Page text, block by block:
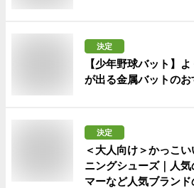
決定
【少年野球バット】
が出る金属バットのお
決定
＜大人向け＞かっこ
ニングシューズ｜人
マーなど人気ブランド